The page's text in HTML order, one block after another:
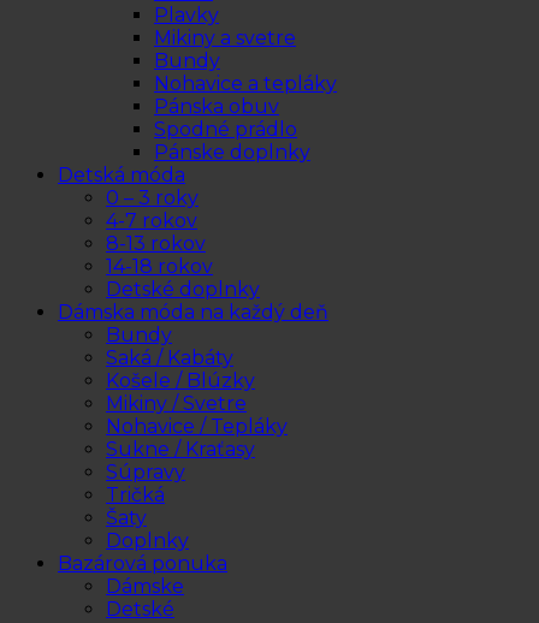
Plavky
Mikiny a svetre
Bundy
Nohavice a tepláky
Pánska obuv
Spodné prádlo
Pánske doplnky
Detská móda
0 – 3 roky
4-7 rokov
8-13 rokov
14-18 rokov
Detské doplnky
Dámska móda na každý deň
Bundy
Saká / Kabáty
Košele / Blúzky
Mikiny / Svetre
Nohavice / Tepláky
Sukne / Kraťasy
Súpravy
Tričká
Šaty
Doplnky
Bazárová ponuka
Dámske
Detské